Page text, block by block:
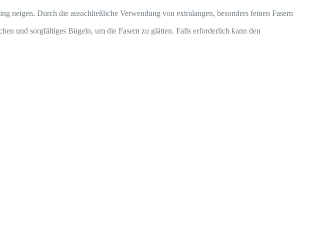
neigen. Durch die ausschließliche Verwendung von extralangen, besonders feinen Fasern
und sorgfältiges Bügeln, um die Fasern zu glätten. Falls erforderlich kann den